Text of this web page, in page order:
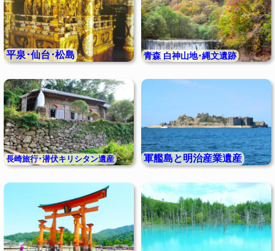
平泉･仙台･松島 青森 白神山地･縄文遺跡
長崎旅行･潜伏キリシタン遺産 軍艦島と明治産業遺産